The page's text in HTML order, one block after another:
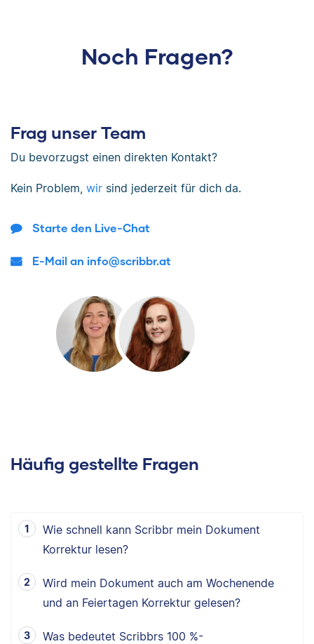
Noch Fragen?
Frag unser Team
Du bevorzugst einen direkten Kontakt?
Kein Problem, wir sind jederzeit für dich da.
Starte den Live-Chat
E-Mail an info@scribbr.at
Häufig gestellte Fragen
Wie schnell kann Scribbr mein Dokument
Korrektur lesen?
Wird mein Dokument auch am Wochenende
und an Feiertagen Korrektur gelesen?
Was bedeutet Scribbrs 100 %-